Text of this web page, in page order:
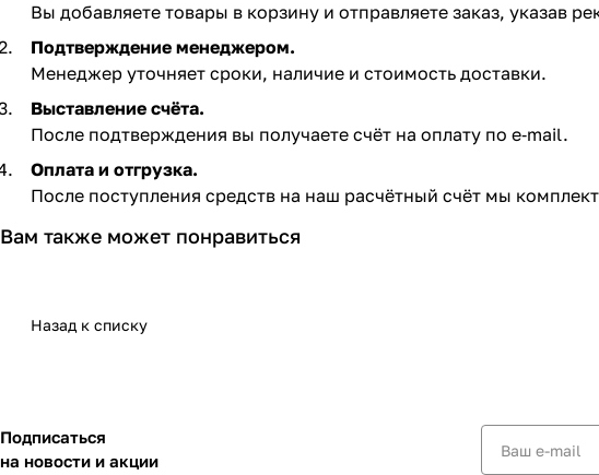
Вы добавляете товары в корзину и отправляете заказ, указав
Подтверждение менеджером.
Менеджер уточняет сроки, наличие и стоимость доставки.
Выставление счёта.
После подтверждения вы получаете счёт на оплату по e‑mail. ​
Оплата и отгрузка.
После поступления средств на наш расчётный счёт мы
Вам также может понравиться
Назад к списку
Подписаться
на новости и акции